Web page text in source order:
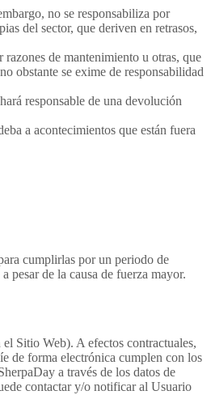
no se responsabiliza por
del sector, que deriven en retrasos,
de mantenimiento u otras, que
obstante se exime de responsabilidad
responsable de una devolución
a acontecimientos que están fuera
cumplirlas por un periodo de
pesar de la causa de fuerza mayor.
Sitio Web). A efectos contractuales,
de forma electrónica cumplen con los
a través de los datos de
contactar y/o notificar al Usuario